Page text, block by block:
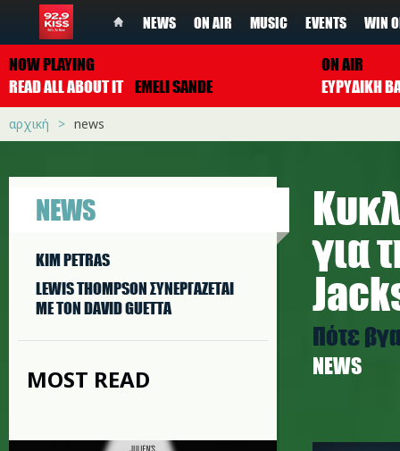
NEWS ON AIR MUSIC EVENTS WIN
NOW PLAYING
READ ALL ABOUT IT EMELI SANDE
ON AIR
ΕΥΡΥΔΙΚΗ
αρχική news
NEWS
KIM PETRAS
LEWIS THOMPSON ΣΥΝΕΡΓAΖΕΤΑΙ
ΜΕ ΤΟΝ DAVID GUETTA
MOST READ
για
Πότε
NEWS